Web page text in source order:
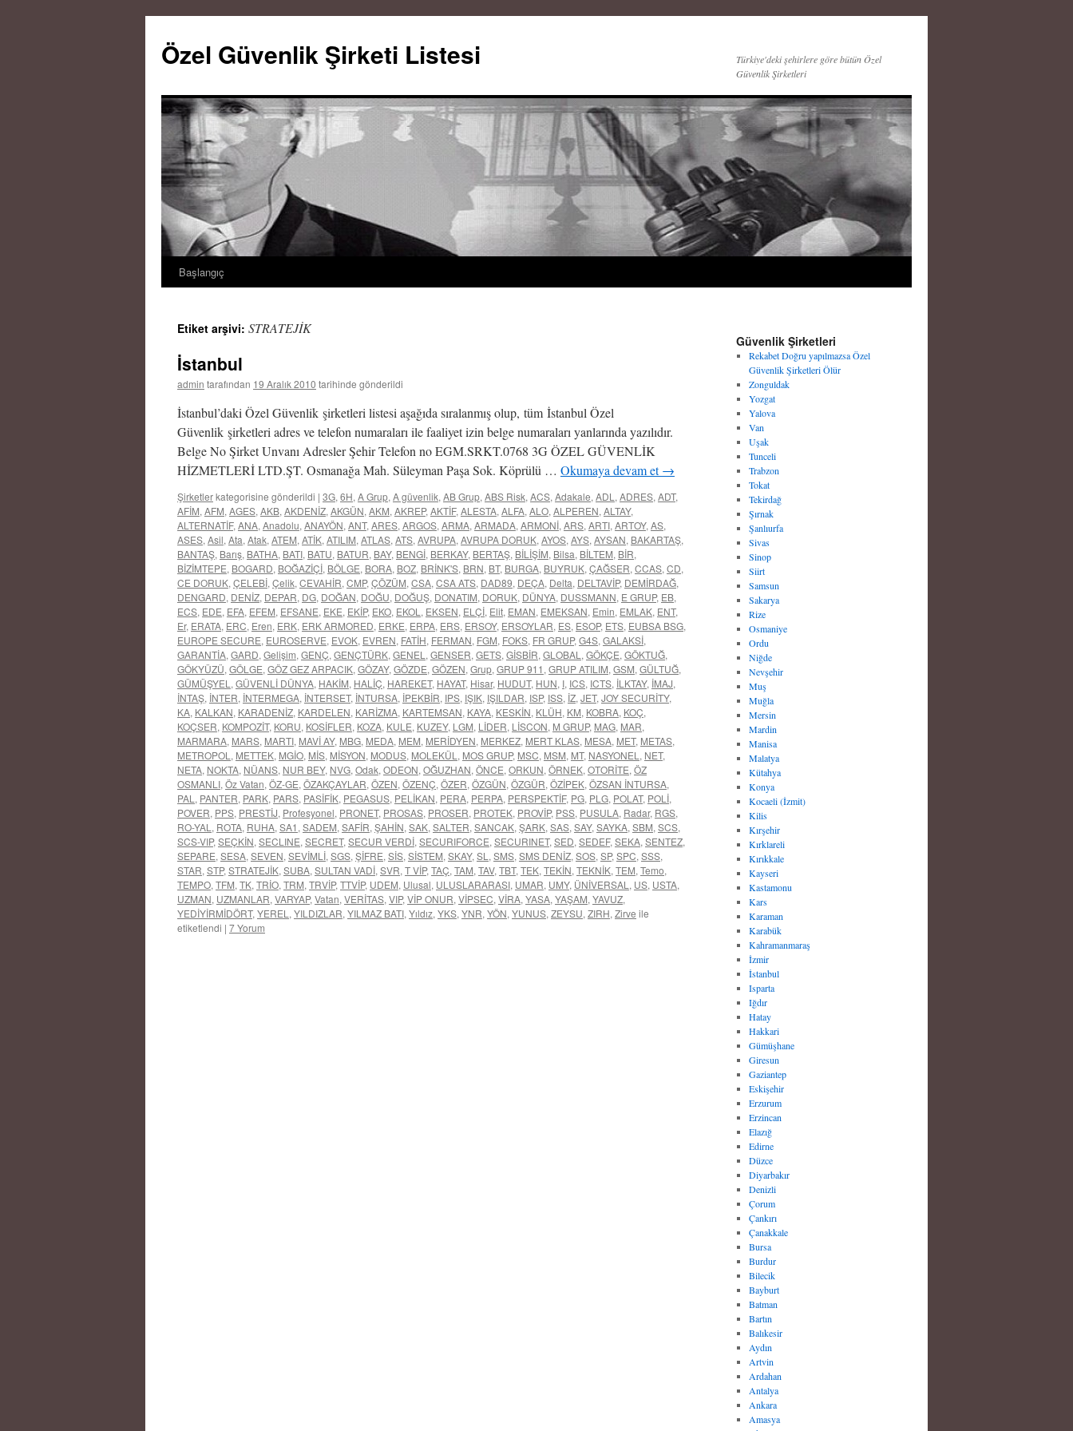
Özel Güvenlik Şirketi Listesi
Türkiye'deki şehirlere göre bütün Özel
Güvenlik Şirketleri
İçeriğe
Başlangıç
Etiket arşivi: STRATEJİK
İstanbul
admin tarafından 19 Aralık 2010 tarihinde gönderildi
İstanbul’daki Özel Güvenlik şirketleri listesi aşağıda sıralanmış olup, tüm İstanbul Özel
Güvenlik şirketleri adres ve telefon numaraları ile faaliyet izin belge numaraları yanlarında yazılıdır.
Belge No Şirket Unvanı Adresler Şehir Telefon no EGM.SRKT.0768 3G ÖZEL GÜVENLİK
HİZMETLERİ LTD.ŞT. Osmanağa Mah. Süleyman Paşa Sok. Köprülü … Okumaya devam et→
Şirketlerkategorisine gönderildi | 3G, 6H, A Grup, A güvenlik, AB Grup, ABS Risk, ACS, Adakale, ADL , ADRES, ADT,
AFİM, AFM, AGES, AKB, AKDENİZ, AKGÜN, AKM, AKREP, AKTİF, ALESTA, ALFA, ALO, ALPEREN, ALTAY,
ALTERNATİF, ANA, Anadolu, ANAYÖN, ANT, ARES, ARGOS, ARMA, ARMADA, ARMONİ, ARS, ARTI, ARTOY, AS,
ASES, Asil, Ata, Atak, ATEM, ATİK, ATILIM, ATLAS, ATS, AVRUPA, AVRUPA DORUK, AYOS, AYS, AYSAN, BAKARTAŞ,
BANTAŞ, Barış, BATHA, BATI, BATU, BATUR, BAY, BENGİ, BERKAY, BERTAŞ, BİLİŞİM, Bilsa, BİLTEM, BİR,
BİZİMTEPE, BOGARD, BOĞAZİÇİ, BÖLGE, BORA, BOZ, BRİNK'S, BRN, BT, BURGA, BUYRUK, ÇAĞSER, CCAS, CD,
CE DORUK, ÇELEBİ, Çelik, CEVAHİR, CMP, ÇÖZÜM, CSA, CSA ATS, DAD89, DEÇA, Delta, DELTAVİP, DEMİRDAĞ,
DENGARD, DENİZ, DEPAR, DG, DOĞAN, DOĞU, DOĞUŞ, DONATIM, DORUK, DÜNYA, DUSSMANN, E GRUP, EB,
ECS, EDE, EFA, EFEM, EFSANE, EKE, EKİP, EKO, EKOL , EKSEN, ELÇİ, Elit, EMAN, EMEKSAN, Emin, EMLAK, ENT,
Er, ERATA, ERC, Eren, ERK, ERK ARMORED, ERKE, ERPA, ERS, ERSOY, ERSOYLAR, ES, ESOP, ETS, EUBSA BSG,
EUROPE SECURE, EUROSERVE, EVOK, EVREN, FATİH, FERMAN, FGM, FOKS, FR GRUP, G4S, GALAKSİ,
GARANTİA, GARD, Gelişim, GENÇ, GENÇTÜRK, GENEL , GENSER, GETS, GİSBİR, GLOBAL , GÖKÇE, GÖKTUĞ,
GÖKYÜZÜ, GÖLGE, GÖZ GEZ ARPACIK, GÖZAY, GÖZDE, GÖZEN, Grup, GRUP 911 , GRUP ATILIM, GSM, GÜLTUĞ,
GÜMÜŞYEL , GÜVENLİ DÜNYA, HAKİM, HALİÇ, HAREKET, HAYAT, Hisar, HUDUT, HUN, I, ICS, ICTS, İLKTAY, İMAJ,
İNTAŞ, İNTER, İNTERMEGA, İNTERSET, İNTURSA, İPEKBİR, IPS, IŞIK, IŞILDAR, ISP, ISS, İZ, JET, JOY SECURİTY,
KA, KALKAN, KARADENİZ, KARDELEN, KARİZMA, KARTEMSAN, KAYA, KESKİN, KLÜH, KM, KOBRA, KOÇ,
KOÇSER, KOMPOZİT, KORU, KOSİFLER, KOZA, KULE, KUZEY, LGM, LİDER, LİSCON, M GRUP, MAG, MAR,
MARMARA, MARS, MARTI, MAVİ AY, MBG, MEDA, MEM, MERİDYEN, MERKEZ, MERT KLAS, MESA, MET, METAS,
METROPOL , METTEK, MGİO, MİS, MİSYON, MODUS, MOLEKÜL , MOS GRUP, MSC, MSM, MT, NASYONEL , NET,
NETA, NOKTA, NÜANS, NUR BEY, NVG, Odak, ODEON, OĞUZHAN, ÖNCE, ORKUN, ÖRNEK, OTORİTE, ÖZ
OSMANLI, Öz Vatan, ÖZ-GE, ÖZAKÇAYLAR, ÖZEN, ÖZENÇ, ÖZER, ÖZGÜN, ÖZGÜR, ÖZİPEK, ÖZSAN İNTURSA,
PAL , PANTER, PARK, PARS, PASİFİK, PEGASUS, PELİKAN, PERA, PERPA, PERSPEKTİF, PG, PLG, POLAT, POLİ,
POVER, PPS, PRESTİJ, Profesyonel, PRONET, PROSAS, PROSER, PROTEK, PROVİP, PSS, PUSULA, Radar, RGS,
RO-YAL , ROTA, RUHA, SA1 , SADEM, SAFİR, ŞAHİN, SAK, SALTER, SANCAK, ŞARK, SAS, SAY, SAYKA, SBM, SCS,
SCS-VIP, SEÇKİN, SECLINE, SECRET, SECUR VERDİ, SECURIFORCE, SECURINET, SED, SEDEF, SEKA, SENTEZ,
SEPARE, SESA, SEVEN, SEVİMLİ, SGS, ŞİFRE, SİS, SİSTEM, SKAY, SL , SMS, SMS DENİZ, SOS, SP, SPC, SSS,
STAR, STP, STRATEJİK, SUBA, SULTAN VADİ, SVR, T VİP, TAÇ, TAM, TAV, TBT, TEK, TEKİN, TEKNİK, TEM, Temo,
TEMPO, TFM, TK, TRİO, TRM, TRVİP, TTVİP, UDEM, Ulusal, ULUSLARARASI, UMAR, UMY, ÜNİVERSAL , US, USTA,
UZMAN, UZMANLAR, VARYAP, Vatan, VERİTAS, VIP, VİP ONUR, VİPSEC, VİRA, YASA, YAŞAM, YAVUZ,
YEDİYİRMİDÖRT, YEREL , YILDIZLAR, YILMAZ BATI, Yıldız, YKS, YNR, YÖN, YUNUS, ZEYSU, ZIRH, Zirve ile
etiketlendi | 7 Yorum
Güvenlik Şirketleri
Rekabet Doğru yapılmazsa Özel
Güvenlik Şirketleri Ölür
Zonguldak
Yozgat
Yalova
Van
Uşak
Tunceli
Trabzon
Tokat
Tekirdağ
Şırnak
Şanlıurfa
Sivas
Sinop
Siirt
Samsun
Sakarya
Rize
Osmaniye
Ordu
Niğde
Nevşehir
Muş
Muğla
Mersin
Mardin
Manisa
Malatya
Kütahya
Konya
Kocaeli (İzmit)
Kilis
Kırşehir
Kırklareli
Kırıkkale
Kayseri
Kastamonu
Kars
Karaman
Karabük
Kahramanmaraş
İzmir
İstanbul
Isparta
Iğdır
Hatay
Hakkari
Gümüşhane
Giresun
Gaziantep
Eskişehir
Erzurum
Erzincan
Elazığ
Edirne
Düzce
Diyarbakır
Denizli
Çorum
Çankırı
Çanakkale
Bursa
Burdur
Bilecik
Bayburt
Batman
Bartın
Balıkesir
Aydın
Artvin
Ardahan
Antalya
Ankara
Amasya